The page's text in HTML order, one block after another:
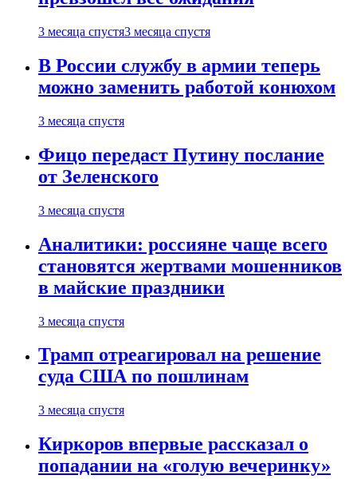
3 месяца спустя3 месяца спустя
В России службу в армии теперь
можно заменить работой конюхом
3 месяца спустя
Фицо передаст Путину послание
от Зеленского
3 месяца спустя
Аналитики: россияне чаще всего
становятся жертвами мошенников
в майские праздники
3 месяца спустя
Трамп отреагировал на решение
суда США по пошлинам
3 месяца спустя
Киркоров впервые рассказал о
попадании на «голую вечеринку»